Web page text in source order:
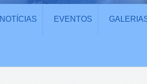
NOTÍCIAS EVENTOS